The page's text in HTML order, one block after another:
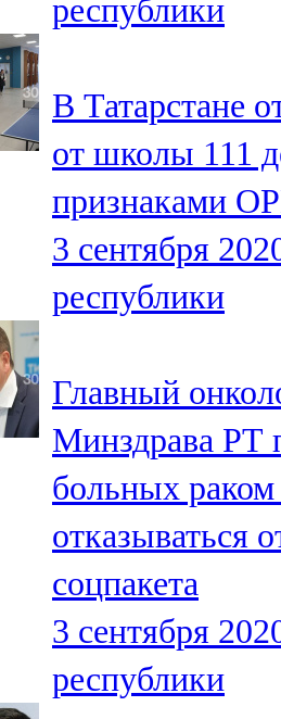
107,9 FM
102,1 FM
Мамадыш
106,2 FM
Минзәлә
107,3 FM
100,0 FM
Нурлат
104,7 FM
Олы Әтнә
71,42 FM
Сарман
107,8 FM
республики
В Татарстане
от школы 111
признаками
3 сентября
республики
Главный
Минздрава РТ
больных раком
отказываться
соцпакета
3 сентября
республики